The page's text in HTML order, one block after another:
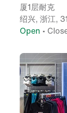
厦1层耐克
绍兴, 浙江,
Open •